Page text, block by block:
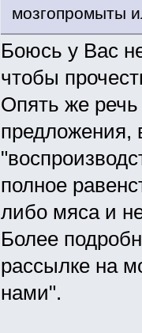
мозгопромыты
Боюсь у Вас
чтобы
Опять же речь
предложения,
полное
либо мяса и
Более
рассылке на
нами".